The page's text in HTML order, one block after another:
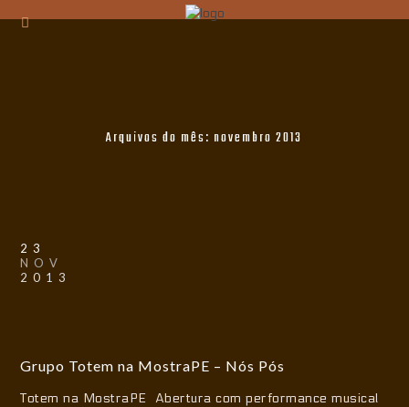
Arquivos do mês: novembro 2013
23
NOV
2013
Grupo Totem na MostraPE – Nós Pós
Totem na MostraPE Abertura com performance musical